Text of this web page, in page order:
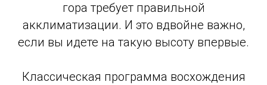
гора требует правильной
акклиматизации. И это вдвойне важно,
если вы идете на такую высоту впервые.
Классическая программа восхождения